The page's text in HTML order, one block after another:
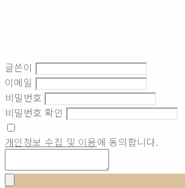
글쓴이
이메일
비밀번호
비밀번호 확인
개인정보 수집 및 이용에 동의합니다.